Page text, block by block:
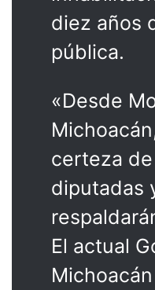
diez años
pública.
«Desde
certeza
diputadas
El actual